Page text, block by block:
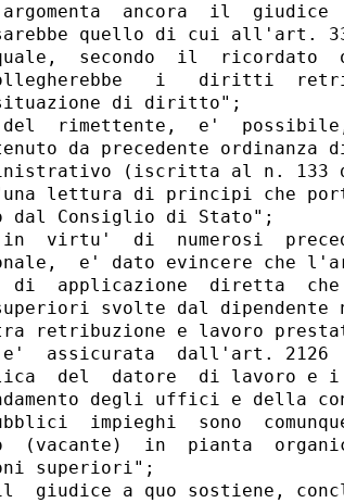
ancora  il  giudice
quello di cui all'art.
secondo  il  ricordato
i   diritti
situazione di diritto";
rimettente,  e'
da precedente ordinanza
(iscritta al n. 133
lettura di principi che
dal Consiglio di Stato";
virtu'  di  numerosi
e' dato evincere che
di  applicazione  diretta  che
svolte dal dipendente
retribuzione e lavoro
assicurata  dall'art. 2126
del  datore  di lavoro e
degli uffici e della
impieghi  sono
(vacante)  in  pianta
superiori";
giudice a quo sostiene,